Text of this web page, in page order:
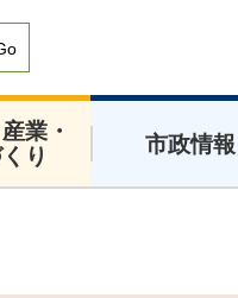
業・
り
市政情報